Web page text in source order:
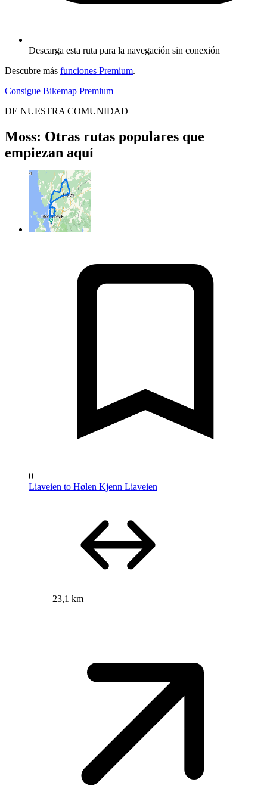
Descarga esta ruta para la navegación sin conexión
Descubre más funciones Premium.
Consigue Bikemap Premium
DE NUESTRA COMUNIDAD
Moss: Otras rutas populares que
empiezan aquí
0
Liaveien to Hølen Kjenn Liaveien
23,1 km